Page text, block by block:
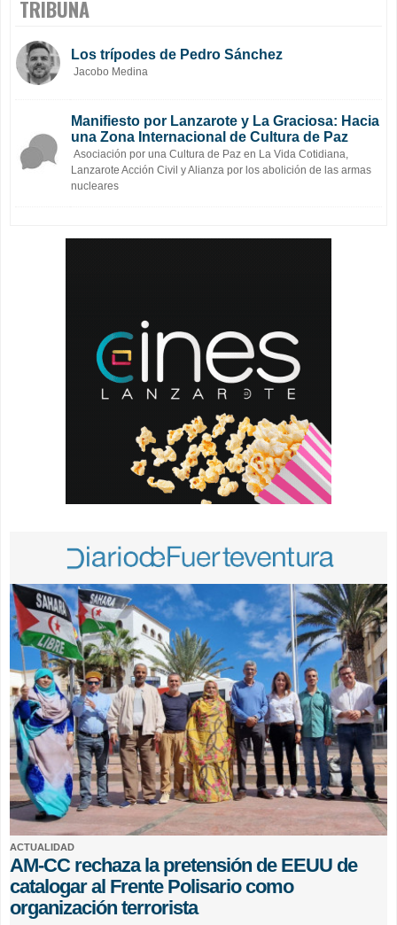
TRIBUNA
Los trípodes de Pedro Sánchez
Jacobo Medina
Manifiesto por Lanzarote y La Graciosa: Hacia
una Zona Internacional de Cultura de Paz
Asociación por una Cultura de Paz en La Vida Cotidiana,
Lanzarote Acción Civil y Alianza por los abolición de las armas
nucleares
ACTUALIDAD
AM-CC rechaza la pretensión de EEUU de
catalogar al Frente Polisario como
organización terrorista